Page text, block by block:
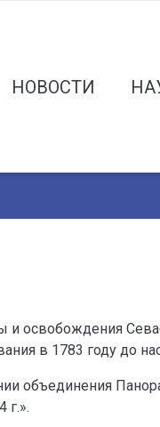
НОВОСТИ
и освобождения
в 1783 году до
объединения
г.».